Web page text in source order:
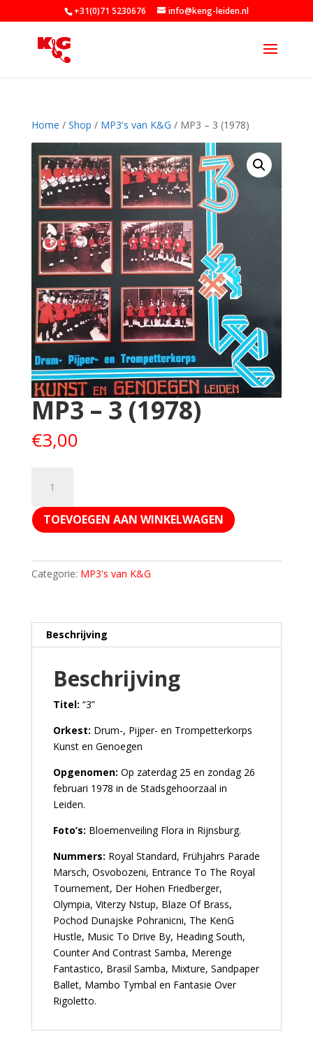
+31(0)71 5230676 info@keng-leiden.nl
Home / Shop / MP3's van K&G / MP3 – 3 (1978)
MP3 – 3 (1978)
€3,00
3
(1978)
TOEVOEGEN AAN WINKELWAGEN
Categorie: MP3's van K&G
Beschrijving
Beschrijving
Titel: “3”
Orkest: Drum-, Pijper- en Trompetterkorps
Kunst en Genoegen
Opgenomen: Op zaterdag 25 en zondag 26
februari 1978 in de Stadsgehoorzaal in
Leiden.
Foto’s: Bloemenveiling Flora in Rijnsburg.
Nummers: Royal Standard, Frühjahrs Parade
Marsch, Osvobozeni, Entrance To The Royal
Tournement, Der Hohen Friedberger,
Olympia, Viterzy Nstup, Blaze Of Brass,
Pochod Dunajske Pohranicni, The KenG
Hustle, Music To Drive By, Heading South,
Counter And Contrast Samba, Merenge
Fantastico, Brasil Samba, Mixture, Sandpaper
Ballet, Mambo Tymbal en Fantasie Over
Rigoletto.